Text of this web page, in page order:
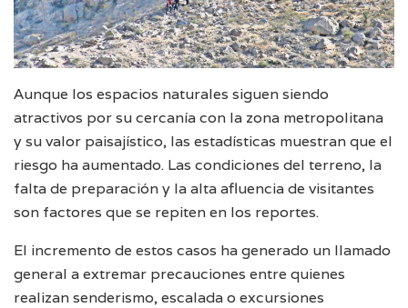
Aunque los espacios naturales siguen siendo
atractivos por su cercanía con la zona metropolitana
y su valor paisajístico, las estadísticas muestran que el
riesgo ha aumentado. Las condiciones del terreno, la
falta de preparación y la alta afluencia de visitantes
son factores que se repiten en los reportes.
El incremento de estos casos ha generado un llamado
general a extremar precauciones entre quienes
realizan senderismo, escalada o excursiones